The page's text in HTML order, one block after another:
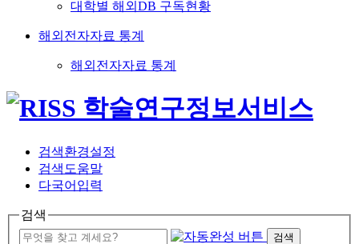
대학별 해외DB 구독현황
해외전자자료 통계
해외전자자료 통계
검색환경설정
검색도움말
다국어입력
검색
검색